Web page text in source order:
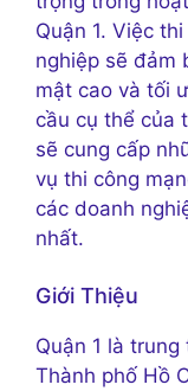
Quận 1. Việc
nghiệp sẽ đảm
mật cao và tối
cầu cụ thể của
sẽ cung cấp
vụ thi công
các doanh
nhất.
Giới Thiệu
Quận 1 là
Thành phố Hồ